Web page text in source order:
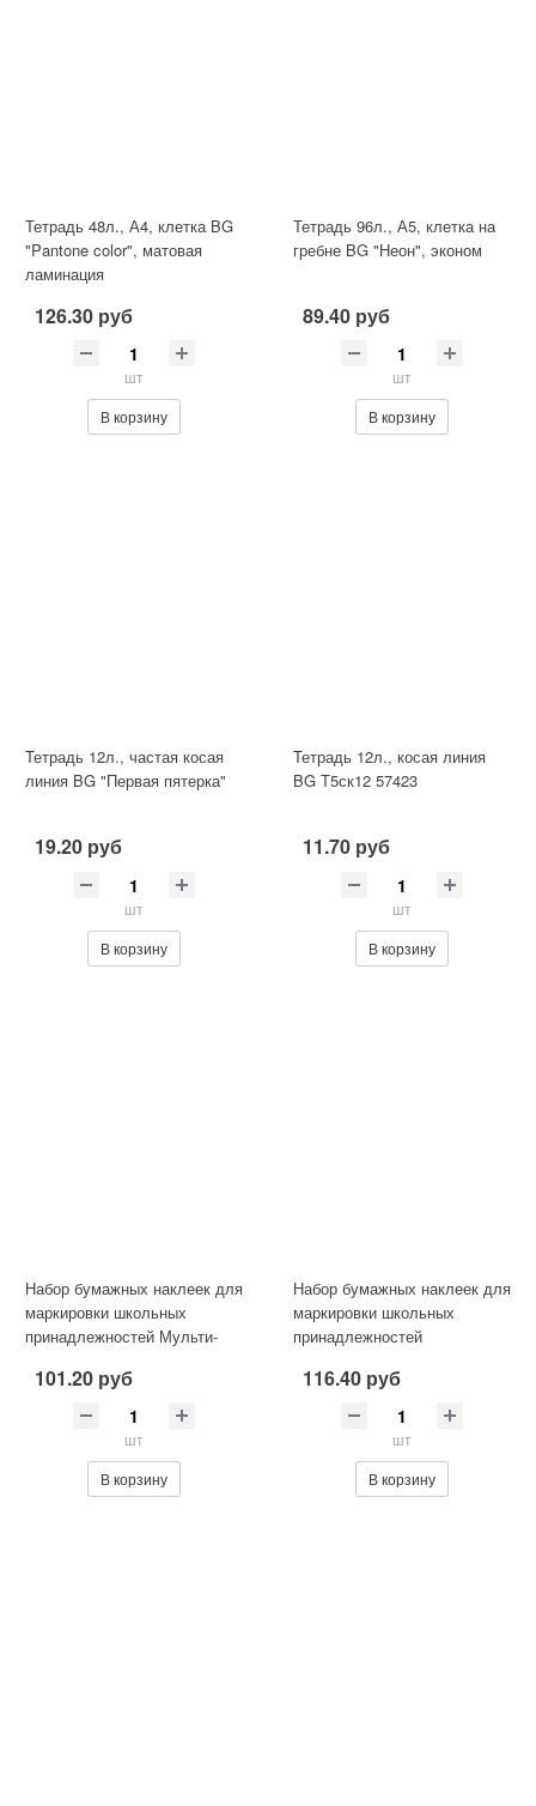
Тетрадь 48л., А4, клетка BG
"Pantone color", матовая
ламинация
126.30 руб
шт
В корзину
Тетрадь 96л., А5, клетка на
гребне BG "Неон", эконом
89.40 руб
шт
В корзину
Тетрадь 12л., частая косая
линия BG "Первая пятерка"
19.20 руб
шт
В корзину
Тетрадь 12л., косая линия
BG Т5ск12 57423
11.70 руб
шт
В корзину
Набор бумажных наклеек для
маркировки школьных
принадлежностей Мульти-
монстрики"
101.20 руб
шт
В корзину
Набор бумажных наклеек для
маркировки школьных
принадлежностей
города", 140*2
116.40 руб
шт
В корзину